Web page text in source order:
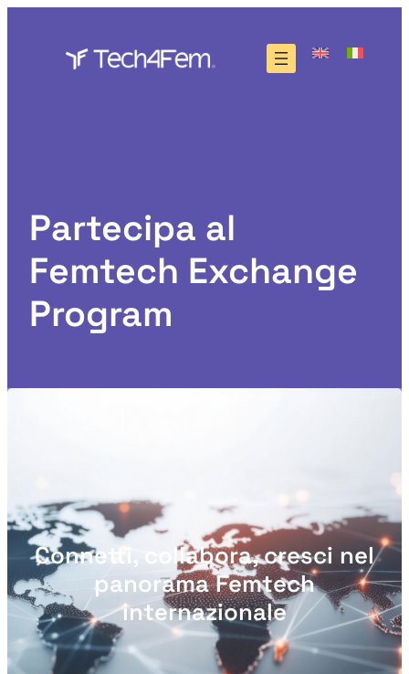
contenuto
Partecipa al
Femtech Exchange
Program
Connetti, collabora, cresci nel
panorama Femtech
internazionale